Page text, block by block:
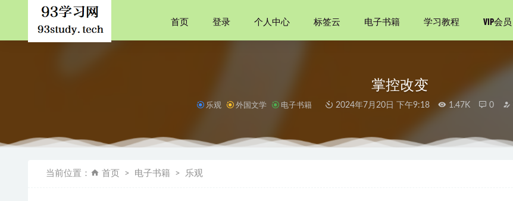
首页 登录 个人中心 标签云 电子书籍 学习教程 VIP会员
掌控改变
乐观 外国文学 电子书籍 2024年7月20日 下午9:18 1.47K 0
当前位置： 首页 电子书籍 乐观
语言的诞生 2020-12-05